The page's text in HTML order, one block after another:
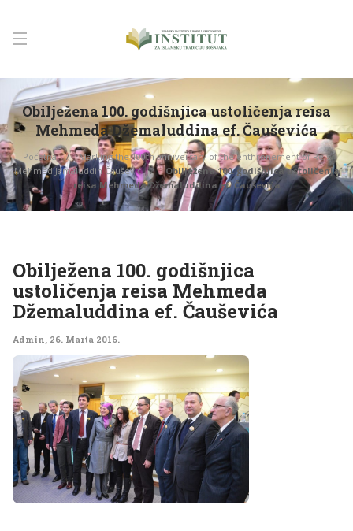
Obilježena 100. godišnjica ustoličenja reisa
Mehmeda Džemaluddina ef. Čauševića
Početna
Marking the 100th anniversary of the enthronement of Reis
Mehmed Jamaluddin Čaušević
Obilježena 100. godišnjica ustoličenja
reisa Mehmeda Džemaluddina ef. Čauševića
Obilježena 100. godišnjica
ustoličenja reisa Mehmeda
Džemaluddina ef. Čauševića
Admin, 26. Marta 2016.